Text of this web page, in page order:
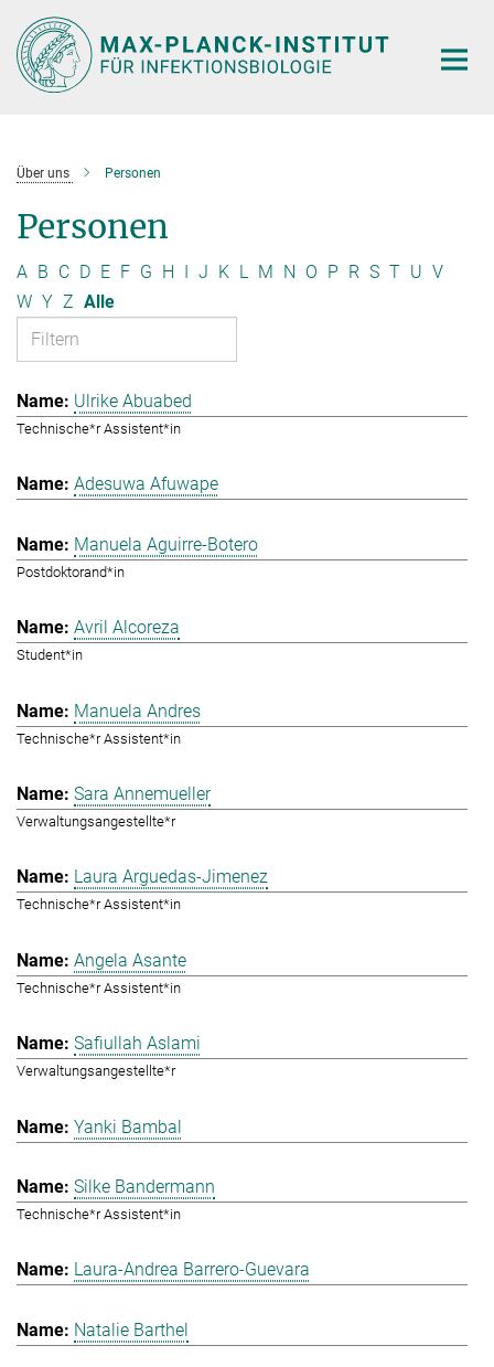
Hauptinhalt
Über uns Personen
Personen
A B C D E F G H I J K L M N O P R S T U V
W Y Z Alle
Ulrike Abuabed
Technische*r Assistent*in
Adesuwa Afuwape
Manuela Aguirre-Botero
Postdoktorand*in
Avril Alcoreza
Student*in
Manuela Andres
Technische*r Assistent*in
Sara Annemueller
Verwaltungsangestellte*r
Laura Arguedas-Jimenez
Technische*r Assistent*in
Angela Asante
Technische*r Assistent*in
Safiullah Aslami
Verwaltungsangestellte*r
Yanki Bambal
Silke Bandermann
Technische*r Assistent*in
Laura-Andrea Barrero-Guevara
Natalie Barthel